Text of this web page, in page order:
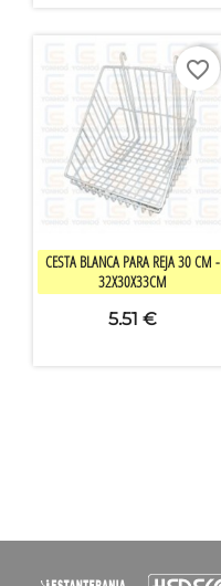
快速查看
CESTA BLANCA PARA REJA 30 CM -
32X30X33CM
5.51 €
favorite_border